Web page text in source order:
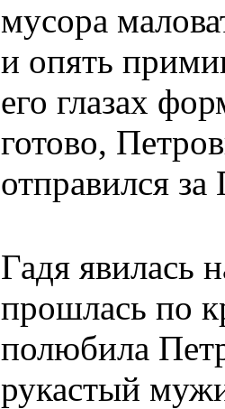
мусора
и опять
его глазах
готово,
отправился за
Гадя явилась
прошлась по
полюбила
рукастый